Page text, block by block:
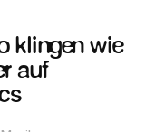
klingen wie
auf